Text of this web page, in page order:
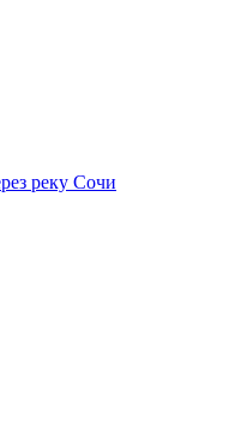
реку Сочи